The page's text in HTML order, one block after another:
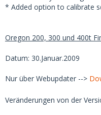
* Added option to calibrate
Oregon 200, 300 und 400t
Datum: 30.Januar.2009
Nur über Webupdater -->
Veränderungen von der